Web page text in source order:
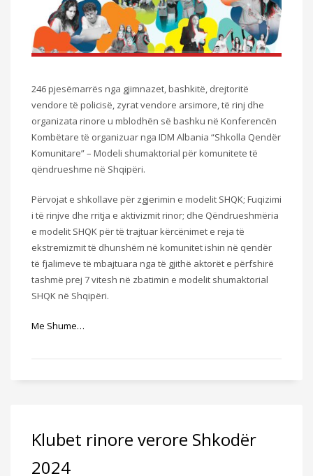
246 pjesëmarrës nga gjimnazet, bashkitë, drejtoritë
vendore të policisë, zyrat vendore arsimore, të rinj dhe
organizata rinore u mblodhën së bashku në Konferencën
Kombëtare të organizuar nga IDM Albania “Shkolla Qendër
Komunitare” – Modeli shumaktorial për komunitete të
qëndrueshme në Shqipëri.
Përvojat e shkollave për zgjerimin e modelit SHQK; Fuqizimi
i të rinjve dhe rritja e aktivizmit rinor; dhe Qëndrueshmëria
e modelit SHQK për të trajtuar kërcënimet e reja të
ekstremizmit të dhunshëm në komunitet ishin në qendër
të fjalimeve të mbajtuara nga të gjithë aktorët e përfshirë
tashmë prej 7 vitesh në zbatimin e modelit shumaktorial
SHQK në Shqipëri.
Me Shume…
Klubet rinore verore Shkodër
2024